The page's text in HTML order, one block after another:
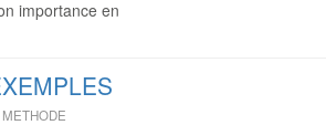
importance en